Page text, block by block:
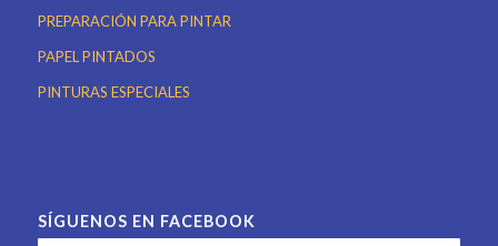
PREPARACIÓN PARA PINTAR
PAPEL PINTADOS
PINTURAS ESPECIALES
SÍGUENOS EN FACEBOOK